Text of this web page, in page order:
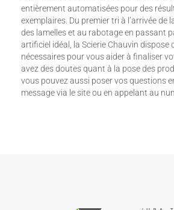
entièrement automatisées pour des
exemplaires. Du premier tri à l’arrivée de
des lamelles et au rabotage en passant
artificiel idéal, la Scierie Chauvin dispose
nécessaires pour vous aider à finaliser
avez des doutes quant à la pose des
vous pouvez aussi poser vos questions
message via le site ou en appelant au